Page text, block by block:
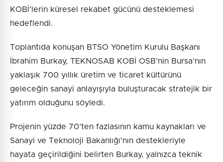
KOBİ’lerin küresel rekabet gücünü desteklemesi
hedeflendi.
Toplantıda konuşan BTSO Yönetim Kurulu Başkanı
İbrahim Burkay, TEKNOSAB KOBİ OSB’nin Bursa’nın
yaklaşık 700 yıllık üretim ve ticaret kültürünü
geleceğin sanayi anlayışıyla buluşturacak stratejik bir
yatırım olduğunu söyledi.
Projenin yüzde 70’ten fazlasının kamu kaynakları ve
Sanayi ve Teknoloji Bakanlığı'nın destekleriyle
hayata geçirildiğini belirten Burkay, yalnızca teknik